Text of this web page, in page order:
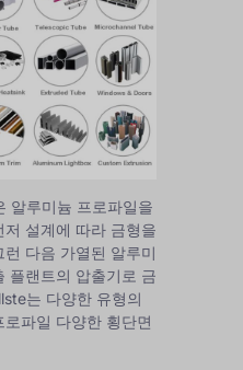
알루미늄 프로파일을
설계에 따라 금형을
다음 가열된 알루미
플랜트의 압출기로 금
는 다양한 유형의
로파일 다양한 횡단면